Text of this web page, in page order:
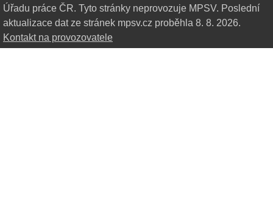
Úřadu práce ČR. Tyto stránky neprovozuje MPSV. Poslední
aktualizace dat ze stránek mpsv.cz proběhla 8. 8. 2026.
Kontakt na provozovatele